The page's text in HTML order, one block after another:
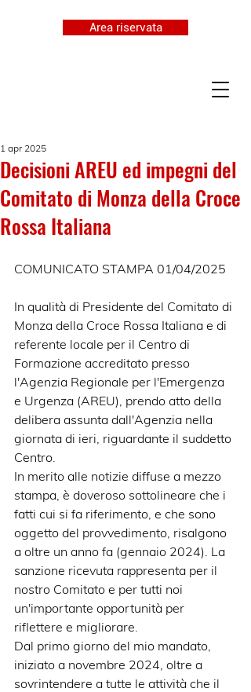
Area riservata
Decisioni AREU ed impegni del
Comitato di Monza della Croce
Rossa Italiana
1 apr 2025
COMUNICATO STAMPA 01/04/2025
In qualità di Presidente del Comitato di
Monza della Croce Rossa Italiana e di
referente locale per il Centro di
Formazione accreditato presso
l'Agenzia Regionale per l'Emergenza
e Urgenza (AREU), prendo atto della
delibera assunta dall'Agenzia nella
giornata di ieri, riguardante il suddetto
Centro.
In merito alle notizie diffuse a mezzo
stampa, è doveroso sottolineare che i
fatti cui si fa riferimento, e che sono
oggetto del provvedimento, risalgono
a oltre un anno fa (gennaio 2024). La
sanzione ricevuta rappresenta per il
nostro Comitato e per tutti noi
un'importante opportunità per
riflettere e migliorare.
Dal primo giorno del mio mandato,
iniziato a novembre 2024, oltre a
sovrintendere a tutte le attività che il